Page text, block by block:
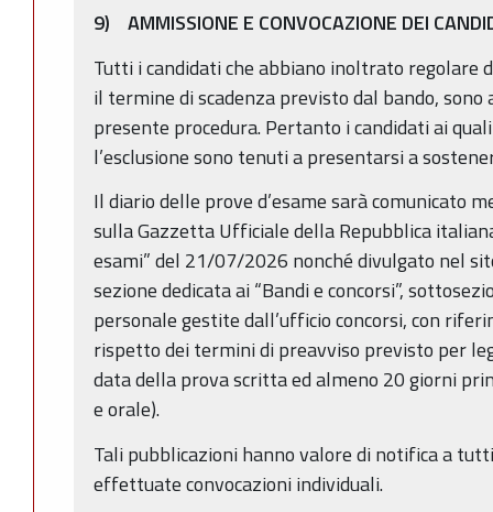
9) AMMISSIONE E CONVOCAZIONE DEI
Tutti i candidati che abbiano inoltrato regolare
il termine di scadenza previsto dal bando, sono
presente procedura. Pertanto i candidati ai
l’esclusione sono tenuti a presentarsi a
Il diario delle prove d’esame sarà comunicato
sulla Gazzetta Ufficiale della Repubblica
esami” del 21/07/2026 nonché divulgato nel
sezione dedicata ai “Bandi e concorsi”,
personale gestite dall’ufficio concorsi, con
rispetto dei termini di preavviso previsto per
data della prova scritta ed almeno 20 giorni
e orale).
Tali pubblicazioni hanno valore di notifica a
effettuate convocazioni individuali.